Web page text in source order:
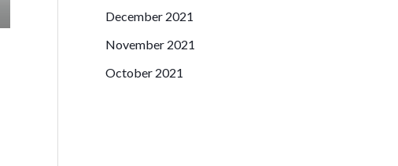
December 2021
November 2021
October 2021